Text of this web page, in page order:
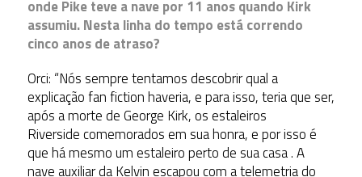
onde Pike teve a nave por 11 anos quando Kirk
assumiu. Nesta linha do tempo está correndo
cinco anos de atraso?
Orci: “Nós sempre tentamos descobrir qual a
explicação fan fiction haveria, e para isso, teria que ser,
após a morte de George Kirk, os estaleiros
Riverside comemorados em sua honra, e por isso é
que há mesmo um estaleiro perto de sua casa . A
nave auxiliar da Kelvin escapou com a telemetria do